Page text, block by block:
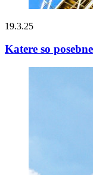
19.3.25
Katere so